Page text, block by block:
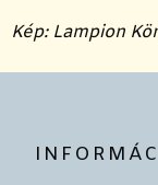
Kép: Lampion